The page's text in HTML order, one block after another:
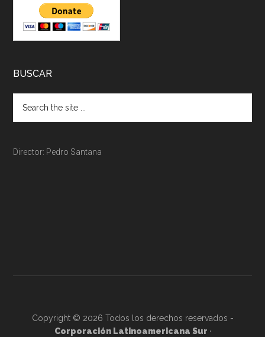
BUSCAR
Director: Pedro Santana
Copyright © 2026 Todos los derechos reservados -
Corporación Latinoamericana Sur ·